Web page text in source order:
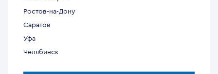
Ростов-на-Дону
Саратов
Уфа
Челябинск